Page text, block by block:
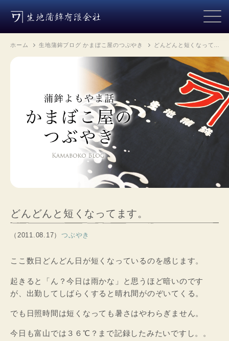
ホーム 生地蒲鉾ブログ かまぼこ屋のつぶやき どんどんと短くなって…
どんどんと短くなってます。
（2011.08.17） つぶやき
ここ数日どんどん日が短くなっているのを感じます。
起きると「ん？今日は雨かな」と思うほど暗いのです
が、出勤してしばらくすると晴れ間がのぞいてくる。
でも日照時間は短くなっても暑さはやわらぎません。
今日も富山では３６℃？まで記録したみたいですし。。